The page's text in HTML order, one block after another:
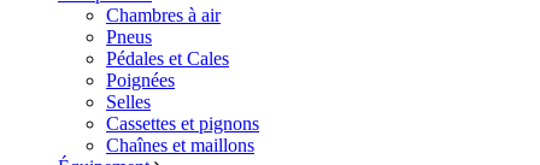
Chambres à air
Pneus
Pédales et Cales
Poignées
Selles
Cassettes et pignons
Chaînes et maillons